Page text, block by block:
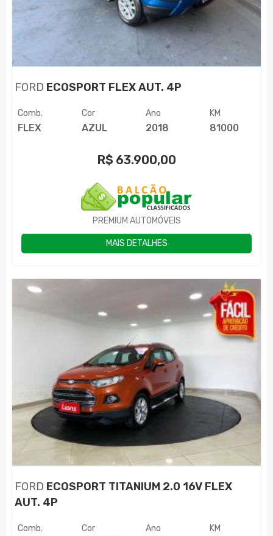
FORD ECOSPORT FLEX AUT. 4P
Comb.
FLEX
Cor
AZUL
Ano
2018
KM
81000
R$ 63.900,00
PREMIUM AUTOMÓVEIS
MAIS DETALHES
FORD ECOSPORT TITANIUM 2.0 16V FLEX
AUT. 4P
Comb. Cor Ano KM